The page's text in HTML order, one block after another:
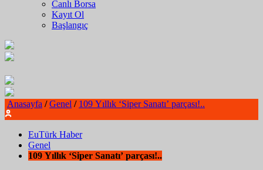
Canlı Borsa
Kayıt Ol
Başlangıç
Anasayfa / Genel / 109 Yıllık ‘Siper Sanatı’ parçası!..
EuTürk Haber
Genel
109 Yıllık ‘Siper Sanatı’ parçası!..